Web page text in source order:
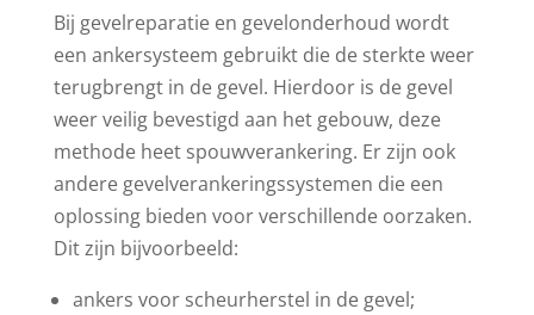
Bij gevelreparatie en gevelonderhoud wordt
een ankersysteem gebruikt die de sterkte weer
terugbrengt in de gevel. Hierdoor is de gevel
weer veilig bevestigd aan het gebouw, deze
methode heet spouwverankering. Er zijn ook
andere gevelverankeringssystemen die een
oplossing bieden voor verschillende oorzaken.
Dit zijn bijvoorbeeld:
ankers voor scheurherstel in de gevel;